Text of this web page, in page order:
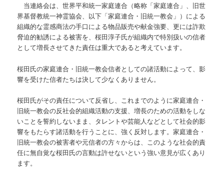
当連絡会は、世界平和統一家庭連合（略称「家庭連合」、旧世
界基督教統一神霊協会、以下「家庭連合 ・旧統一教会」）による
組織的な霊感商法の手口による物品販売や献金強要、更には詐欺
脅迫的勧誘による被害を、桜田淳子氏が組織内で特別扱いの信者
として増長させてきた責任は重大であると考えています。
桜田氏の家庭連合・旧統一教会信者としての諸活動によって、影
響を受けた信者たちは決して少なくありません。
桜田氏がその責任について反省し、これまでのように家庭連合・
旧統一教会の反社会的組織活動の支援、増長のための活動をしな
いことを誓約しないまま、タレントや芸能人などとして社会的影
響をもたらす諸活動を行うことに、強く反対します。家庭連合・
旧統一教会の被害者や元信者の方々からは、このような社会的責
任に無自覚な桜田氏の言動は許せないという強い意見が広くあり
ます。